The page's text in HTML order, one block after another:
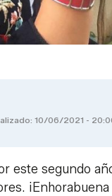
10/06/2021 -
este segundo